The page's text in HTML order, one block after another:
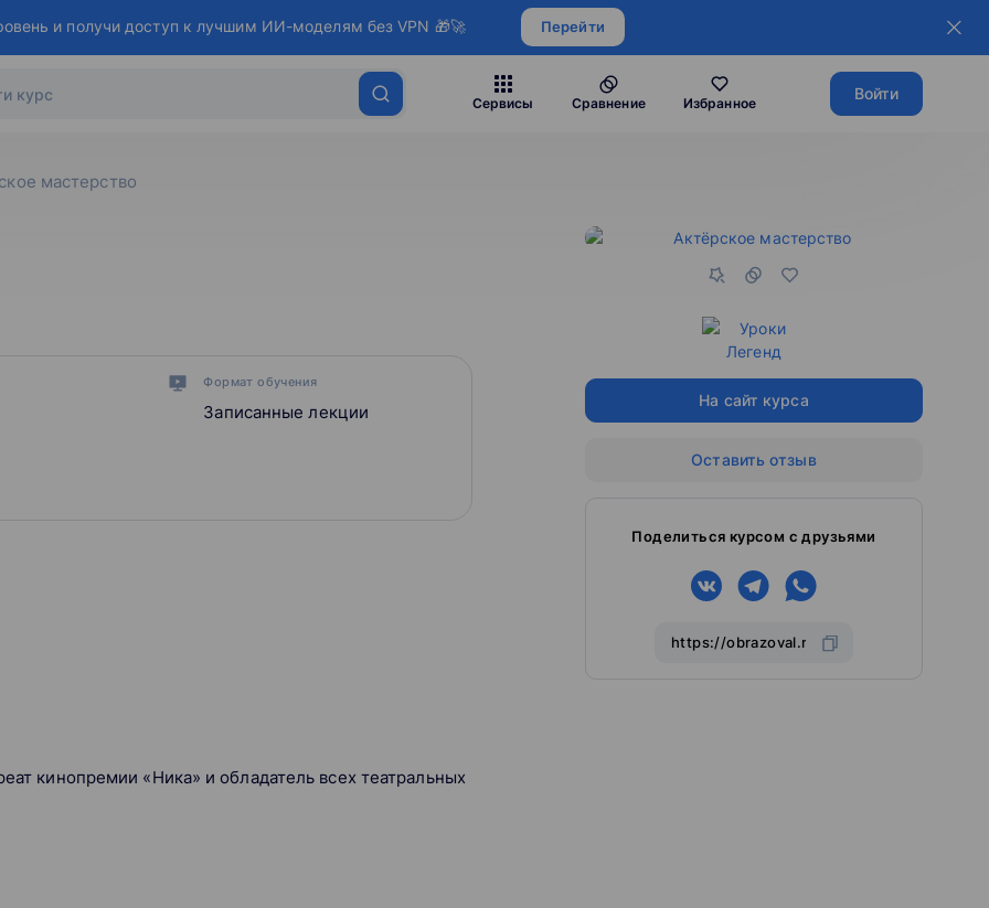
и получи доступ к лучшим ИИ-моделям без VPN 🎁🚀 Перейти
Сервисы Сравнение Избранное
Войти
мастерство
Формат обучения
Записанные лекции
кинопремии «Ника» и обладатель всех театральных
На сайт курса
Оставить отзыв
Поделиться курсом с друзьями